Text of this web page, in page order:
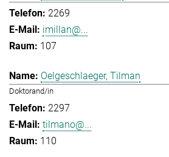
2269
imillan@...
107
Oelgeschlaeger, Tilman
Doktorand/in
2297
tilmano@...
110